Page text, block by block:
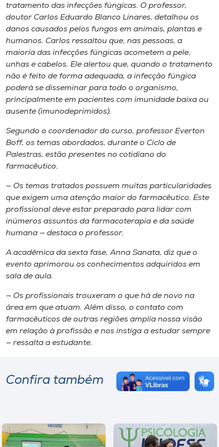
tratamento das infecções fúngicas. O professor,
doutor Carlos Eduardo Blanco Linares, detalhou os
danos causados pelos fungos em animais, plantas e
humanos. Carlos ressaltou que, nas pessoas, a
maioria das infecções fúngicas acometem a pele,
unhas e cabelos. Ele alertou que, quando o tratamento
não é feito de forma adequada, a infecção fúngica
poderá se disseminar para todo o organismo,
principalmente em pacientes com imunidade baixa ou
ausente (imunodeprimidos).
Segundo o coordenador do curso, professor Everton
Boff, os temas abordados, durante o Ciclo de
Palestras, estão presentes no cotidiano do
farmacêutico.
— Os temas tratados possuem muitas particularidades
que exigem uma atenção maior do farmacêutico. Este
profissional deve estar preparado para lidar com
inúmeros assuntos da farmacoterapia e da saúde
humana — destaca o professor.
A acadêmica da sexta fase, Anna Sanata, diz que o
evento aprimorou os conhecimentos adquiridos em
sala de aula.
— Os profissionais trouxeram o que há de novo na
área em que atuam. Além disso, o contato com
farmacêuticos de outras regiões amplia nossa visão
em relação à profissão e nos instiga a estudar sempre
— ressalta a estudante.
Confira também